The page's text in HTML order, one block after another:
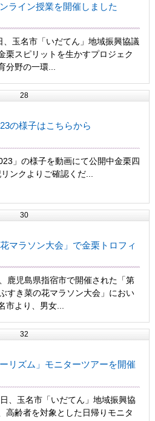
ライン授業を開催しました
、玉名市「いだてん」地域振興協議
栗スピリットを生かすプロジェク
分野の一環...
28
の様子はこちらから
」の様子を動画にて公開中金栗四
ンクよりご確認くだ...
30
マラソン大会」で金栗トロフィ
鹿児島県指宿市で開催された「第
すき菜の花マラソン大会」におい
市より、男女...
32
リズム」モニターツアーを開催
、玉名市「いだてん」地域振興協
高齢者を対象とした日帰りモニタ